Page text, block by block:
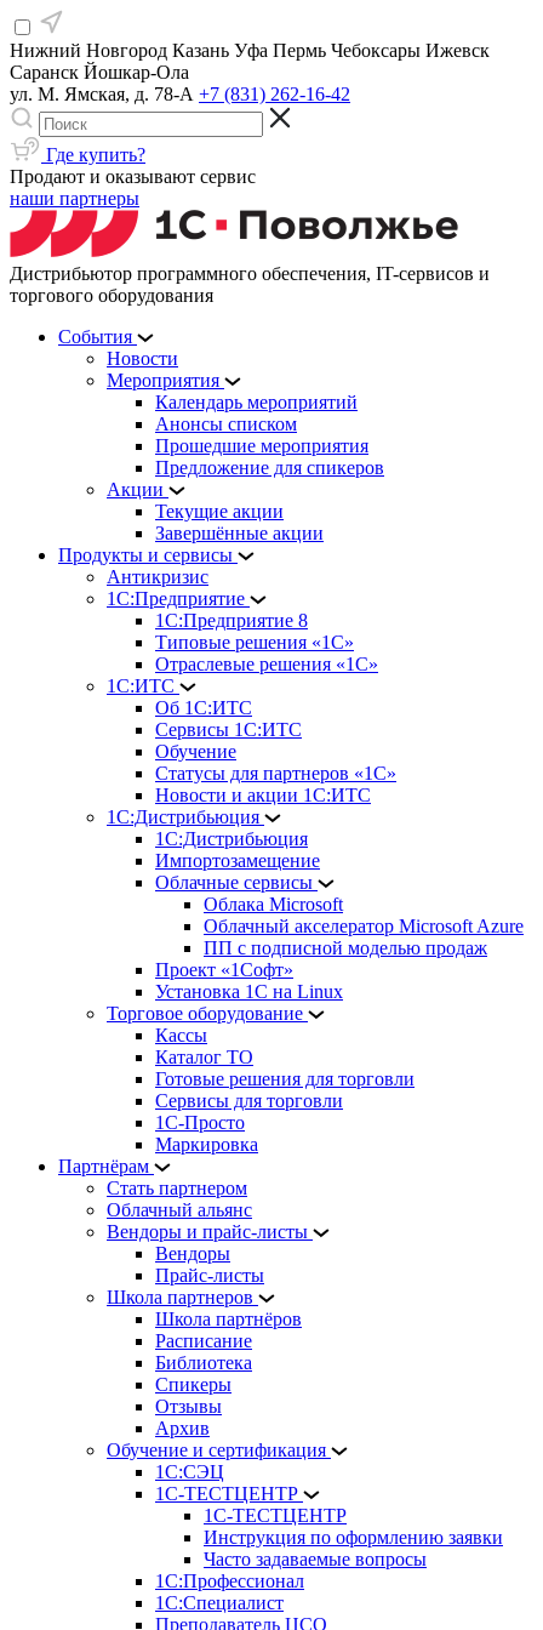
Нижний Новгород Казань Уфа Пермь Чебоксары Ижевск
Саранск Йошкар-Ола
ул. М. Ямская, д. 78-А +7 (831) 262-16-42
Где купить?
Продают и оказывают сервис
наши партнеры
Дистрибьютор программного обеспечения, IT-сервисов и
торгового оборудования
События
Новости
Мероприятия
Календарь мероприятий
Анонсы списком
Прошедшие мероприятия
Предложение для спикеров
Акции
Текущие акции
Завершённые акции
Продукты и сервисы
Антикризис
1С:Предприятие
1С:Предприятие 8
Типовые решения «1С»
Отраслевые решения «1С»
1С:ИТС
Об 1С:ИТС
Сервисы 1С:ИТС
Обучение
Статусы для партнеров «1С»
Новости и акции 1С:ИТС
1С:Дистрибьюция
1С:Дистрибьюция
Импортозамещение
Облачные сервисы
Облака Microsoft
Облачный акселератор Microsoft Azure
ПП с подписной моделью продаж
Проект «1Софт»
Установка 1С на Linux
Торговое оборудование
Кассы
Каталог ТО
Готовые решения для торговли
Сервисы для торговли
1С-Просто
Маркировка
Партнёрам
Стать партнером
Облачный альянс
Вендоры и прайс-листы
Вендоры
Прайс-листы
Школа партнеров
Школа партнёров
Расписание
Библиотека
Спикеры
Отзывы
Архив
Обучение и сертификация
1С:СЭЦ
1С-ТЕСТЦЕНТР
1С-ТЕСТЦЕНТР
Инструкция по оформлению заявки
Часто задаваемые вопросы
1С:Профессионал
1С:Специалист
Преподаватель ЦСО